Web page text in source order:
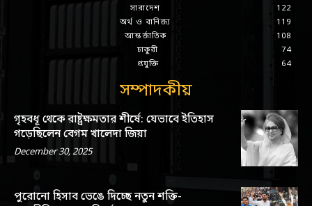
সারাদেশ
122
অর্থ ও বানিজ্য
119
আন্তর্জাতিক
108
চাকুরী
74
প্রযুক্তি
64
সম্পাদকীয়
গৃহবধূ থেকে রাষ্ট্রক্ষমতার শীর্ষে: যেভাবে ইতিহাস
গড়েছিলেন বেগম খালেদা জিয়া
December 30, 2025
পুরোনো হিসাব ভেঙে দিচ্ছে নতুন শক্তি-